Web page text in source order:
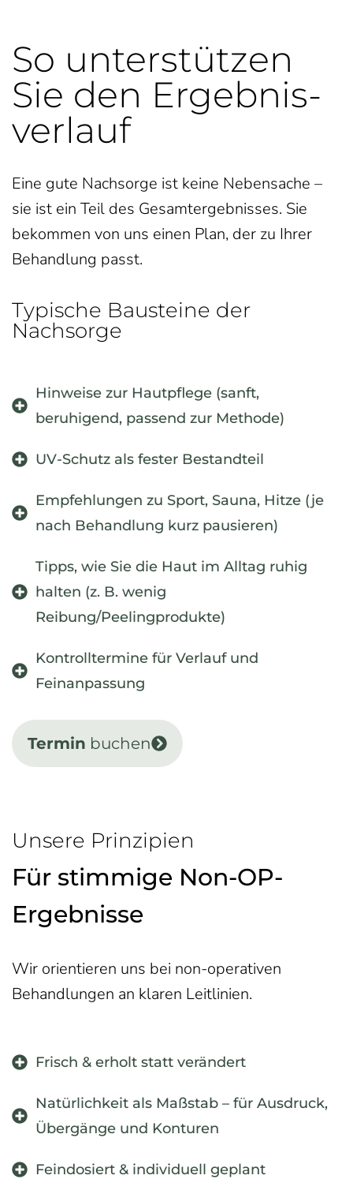
So unterstützen
Sie den Ergebnis­
verlauf
Eine gute Nachsorge ist keine Nebensache –
sie ist ein Teil des Gesamtergebnisses. Sie
bekommen von uns einen Plan, der zu Ihrer
Behandlung passt.
Typische Bausteine der
Nachsorge
Hinweise zur Hautpflege (sanft,
beruhigend, passend zur Methode)
UV-Schutz als fester Bestandteil
Empfehlungen zu Sport, Sauna, Hitze (je
nach Behandlung kurz pausieren)
Tipps, wie Sie die Haut im Alltag ruhig
halten (z. B. wenig
Reibung/Peelingprodukte)
Kontrolltermine für Verlauf und
Feinanpassung
Termin buchen
Unsere Prinzipien
Für stimmige Non-OP-
Ergebnisse
Wir orientieren uns bei non-operativen
Behandlungen an klaren Leitlinien.
Frisch & erholt statt verändert
Natürlichkeit als Maßstab – für Ausdruck,
Übergänge und Konturen
Feindosiert & individuell geplant